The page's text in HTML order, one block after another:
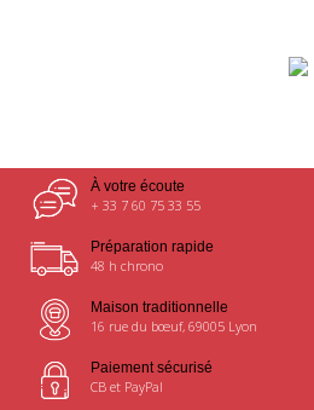
À votre écoute
+ 33 7 60 75 33 55
Préparation rapide
48 h chrono
Maison traditionnelle
16 rue du bœuf, 69005 Lyon
Paiement sécurisé
CB et PayPal